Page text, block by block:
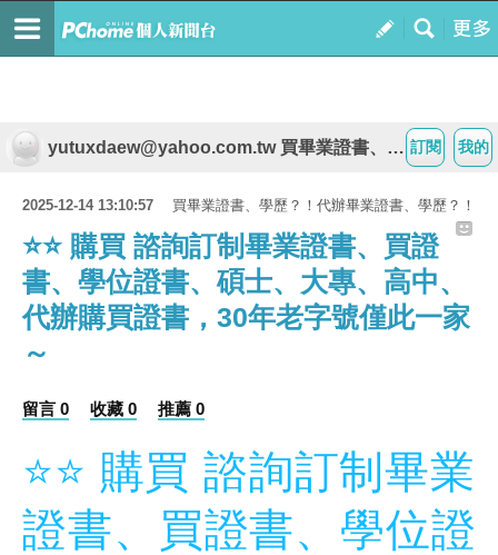
我的
訂閱
yutuxdaew@yahoo.com.tw 買畢業證書、學歷？！代辦畢業證書、學歷？！
2025-12-14 13:10:57 買畢業證書、學歷？！代辦畢業證書、學歷？！
⭐️⭐️ 購買 諮詢訂制畢業證書、買證
書、學位證書、碩士、大專、高中、
代辦購買證書，30年老字號僅此一家
～
留言 0 收藏 0 推薦 0
⭐️⭐️ 購買 諮詢訂制畢業
證書、買證書、學位證